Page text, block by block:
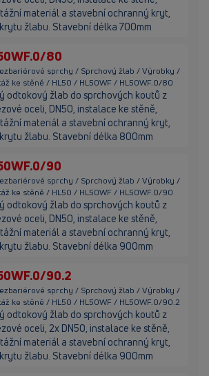
materiál a stavební ochranný kryt,
žlabu. Stavební délka 700mm
80
sprchy / Sprchový žlab / Výrobky /
ke stěně / HL50 / HL50WF / HL50WF.0/80
odtokový žlab do sprchových koutů z
oceli, DN50, instalace ke stěně,
materiál a stavební ochranný kryt,
žlabu. Stavební délka 800mm
90
sprchy / Sprchový žlab / Výrobky /
ke stěně / HL50 / HL50WF / HL50WF.0/90
odtokový žlab do sprchových koutů z
oceli, DN50, instalace ke stěně,
materiál a stavební ochranný kryt,
žlabu. Stavební délka 900mm
90.2
sprchy / Sprchový žlab / Výrobky /
ke stěně / HL50 / HL50WF / HL50WF.0/90.2
odtokový žlab do sprchových koutů z
oceli, 2x DN50, instalace ke stěně,
materiál a stavební ochranný kryt,
žlabu. Stavební délka 900mm